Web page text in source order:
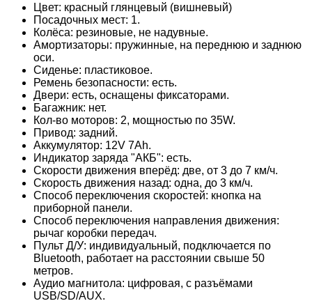
Цвет: красный глянцевый (вишневый)
Посадочных мест: 1.
Колёса: резиновые, не надувные.
Амортизаторы: пружинные, на переднюю и заднюю
оси.
Сиденье: пластиковое.
Ремень безопасности: есть.
Двери: есть, оснащены фиксаторами.
Багажник: нет.
Кол-во моторов: 2, мощностью по 35W.
Привод: задний.
Аккумулятор: 12V 7Ah.
Индикатор заряда "АКБ": есть.
Скорости движения вперёд: две, от 3 до 7 км/ч.
Скорость движения назад: одна, до 3 км/ч.
Способ переключения скоростей: кнопка на
приборной панели.
Способ переключения направления движения:
рычаг коробки передач.
Пульт Д/У: индивидуальный, подключается по
Bluetooth, работает на расстоянии свыше 50
метров.
Аудио магнитола: цифровая, с разъёмами
USB/SD/AUX.